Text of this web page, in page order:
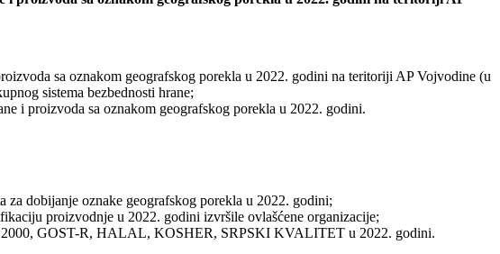
sa oznakom geografskog porekla u 2022. godini na teritoriji AP Vojvodine (u
sistema bezbednosti hrane;
i proizvoda sa oznakom geografskog porekla u 2022. godini.
za dobijanje oznake geografskog porekla u 2022. godini;
proizvodnje u 2022. godini izvršile ovlašćene organizacije;
GOST-R, HALAL, KOSHER, SRPSKI KVALITET u 2022. godini.